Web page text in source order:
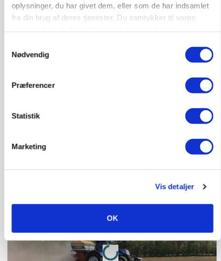
oplysninger, du har givet dem, eller som de har indsamlet
fra din brug af deres tjenester. Du samtykker til vores
Nødvendig
Præferencer
Statistik
Marketing
Vis detaljer
OK
protestgruppe vil demonstrere mod ny
Folketinget behandler ny gødskningslov: Sådan
kan den ændre din bedrift fra 2027
Loading...